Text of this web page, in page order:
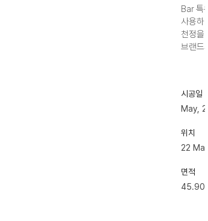
Bar 특
사용하
천정을
브랜드
시공일
May,
위치
22
면적
45.90